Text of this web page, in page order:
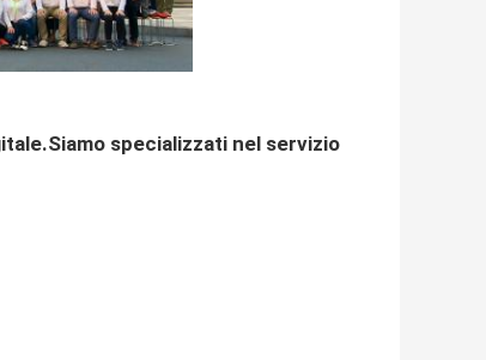
specializzati nel servizio